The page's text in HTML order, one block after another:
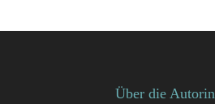
Über die Autorin